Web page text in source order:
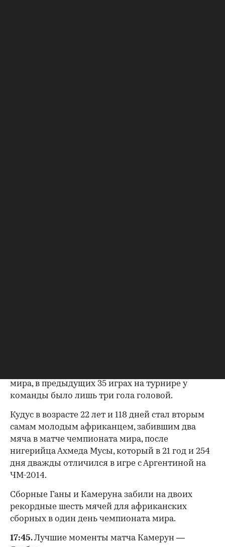
мира, в предыдущих 35 играх на турнире у
команды было лишь три гола головой.
Кудус в возрасте 22 лет и 118 дней стал вторым
самам молодым африканцем, забившим два
мяча в матче чемпионата мира, после
нигерийца Ахмеда Мусы, который в 21 год и 254
дня дважды отличился в игре с Аргентиной на
ЧМ-2014.
Сборные Ганы и Камеруна забили на двоих
рекордные шесть мячей для африканских
сборных в один день чемпионата мира.
17:45.Лучшие моменты матча Камерун —